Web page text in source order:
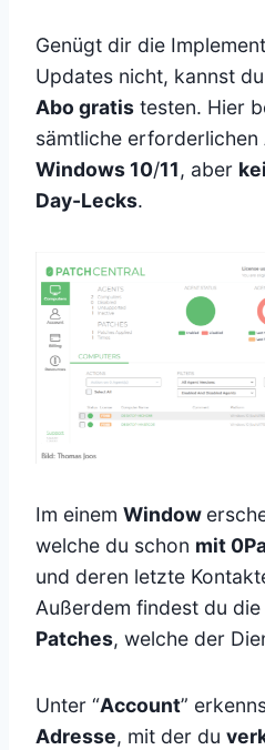
Genügt dir die
Updates nicht, kannst
Abo gratis testen. Hier
sämtliche erforderlichen
Windows 10/11, aber
Day-Lecks.
Im einem Window
welche du schon mit
und deren letzte
Außerdem findest du die
Patches, welche der
Unter “Account”
Adresse, mit der du